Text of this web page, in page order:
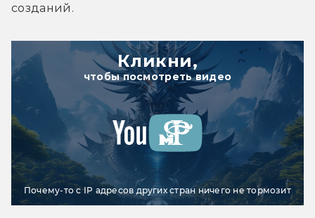
созданий.
Кликни,
чтобы посмотреть видео
Почему-то с IP адресов других стран ничего не тормозит